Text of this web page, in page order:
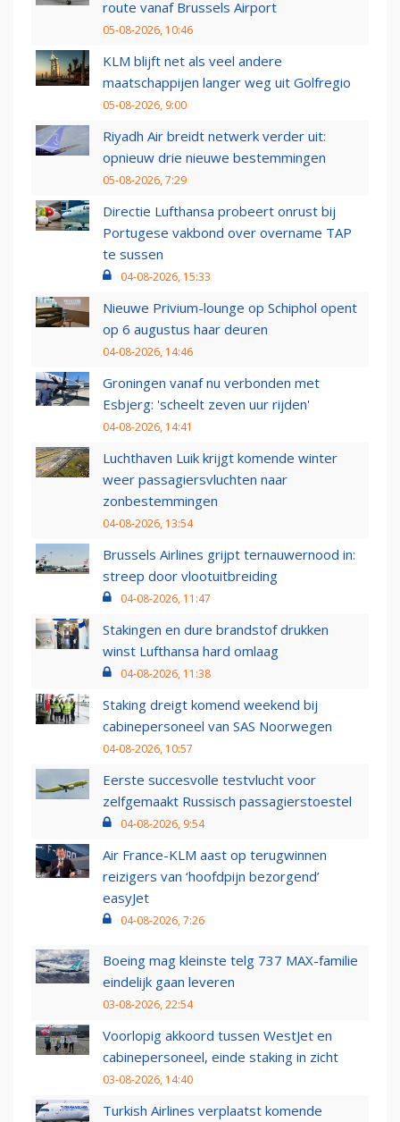
route vanaf Brussels Airport
05-08-2026, 10:46
KLM blijft net als veel andere
maatschappijen langer weg uit Golfregio
05-08-2026, 9:00
Riyadh Air breidt netwerk verder uit:
opnieuw drie nieuwe bestemmingen
05-08-2026, 7:29
Directie Lufthansa probeert onrust bij
Portugese vakbond over overname TAP
te sussen
04-08-2026, 15:33
Nieuwe Privium-lounge op Schiphol opent
op 6 augustus haar deuren
04-08-2026, 14:46
Groningen vanaf nu verbonden met
Esbjerg: 'scheelt zeven uur rijden'
04-08-2026, 14:41
Luchthaven Luik krijgt komende winter
weer passagiersvluchten naar
zonbestemmingen
04-08-2026, 13:54
Brussels Airlines grijpt ternauwernood in:
streep door vlootuitbreiding
04-08-2026, 11:47
Stakingen en dure brandstof drukken
winst Lufthansa hard omlaag
04-08-2026, 11:38
Staking dreigt komend weekend bij
cabinepersoneel van SAS Noorwegen
04-08-2026, 10:57
Eerste succesvolle testvlucht voor
zelfgemaakt Russisch passagierstoestel
04-08-2026, 9:54
Air France-KLM aast op terugwinnen
reizigers van ‘hoofdpijn bezorgend’
easyJet
04-08-2026, 7:26
Boeing mag kleinste telg 737 MAX-familie
eindelijk gaan leveren
03-08-2026, 22:54
Voorlopig akkoord tussen WestJet en
cabinepersoneel, einde staking in zicht
03-08-2026, 14:40
Turkish Airlines verplaatst komende